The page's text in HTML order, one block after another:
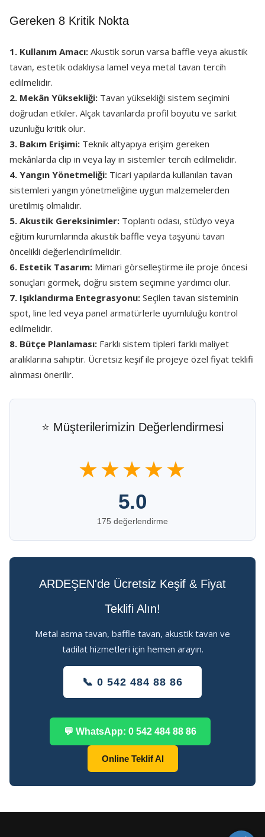
Gereken 8 Kritik Nokta
1. Kullanım Amacı: Akustik sorun varsa baffle veya akustik
tavan, estetik odaklıysa lamel veya metal tavan tercih
edilmelidir.
2. Mekân Yüksekliği: Tavan yüksekliği sistem seçimini
doğrudan etkiler. Alçak tavanlarda profil boyutu ve sarkıt
uzunluğu kritik olur.
3. Bakım Erişimi: Teknik altyapıya erişim gereken
mekânlarda clip in veya lay in sistemler tercih edilmelidir.
4. Yangın Yönetmeliği: Ticari yapılarda kullanılan tavan
sistemleri yangın yönetmeliğine uygun malzemelerden
üretilmiş olmalıdır.
5. Akustik Gereksinimler: Toplantı odası, stüdyo veya
eğitim kurumlarında akustik baffle veya taşyünü tavan
öncelikli değerlendirilmelidir.
6. Estetik Tasarım: Mimari görselleştirme ile proje öncesi
sonuçları görmek, doğru sistem seçimine yardımcı olur.
7. Işıklandırma Entegrasyonu: Seçilen tavan sisteminin
spot, line led veya panel armatürlerle uyumluluğu kontrol
edilmelidir.
8. Bütçe Planlaması: Farklı sistem tipleri farklı maliyet
aralıklarına sahiptir. Ücretsiz keşif ile projeye özel fiyat teklifi
alınması önerilir.
⭐ Müşterilerimizin Değerlendirmesi
★★★★★
5.0
175 değerlendirme
ARDEŞEN'de Ücretsiz Keşif & Fiyat
Teklifi Alın!
Metal asma tavan, baffle tavan, akustik tavan ve
tadilat hizmetleri için hemen arayın.
📞 0 542 484 88 86
💬 WhatsApp: 0 542 484 88 86
Online Teklif Al